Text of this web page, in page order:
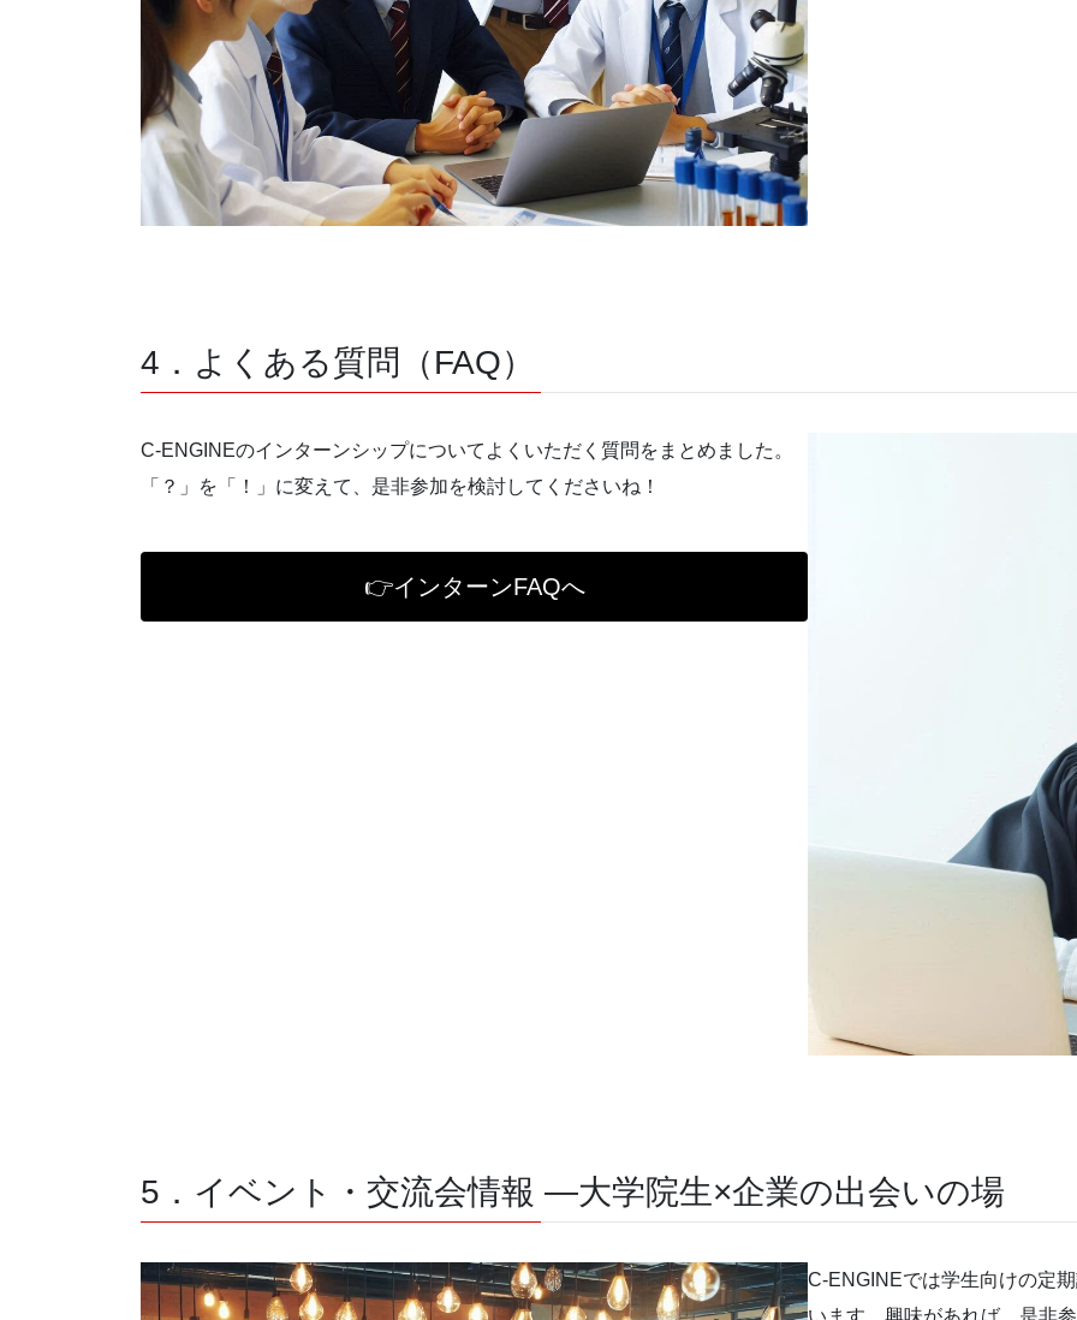
4．よくある質問（FAQ）
C-ENGINEのインターンシップについてよくいただく質問をまとめました。
「？」を「！」に変えて、是非参加を検討してくださいね！
👉インターンFAQへ
5．イベント・交流会情報 ―大学院生×企業の出会いの場
C-ENGINEでは学生向けの定